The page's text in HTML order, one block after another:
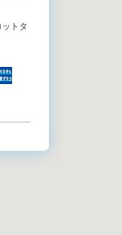
トタ